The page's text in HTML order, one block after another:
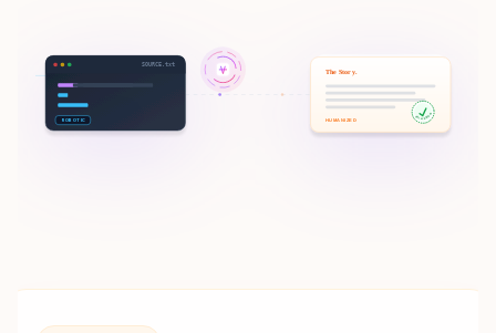
SOURCE.txt
ROBOTIC
The Story.
100% HUMAN
HUMANIZED